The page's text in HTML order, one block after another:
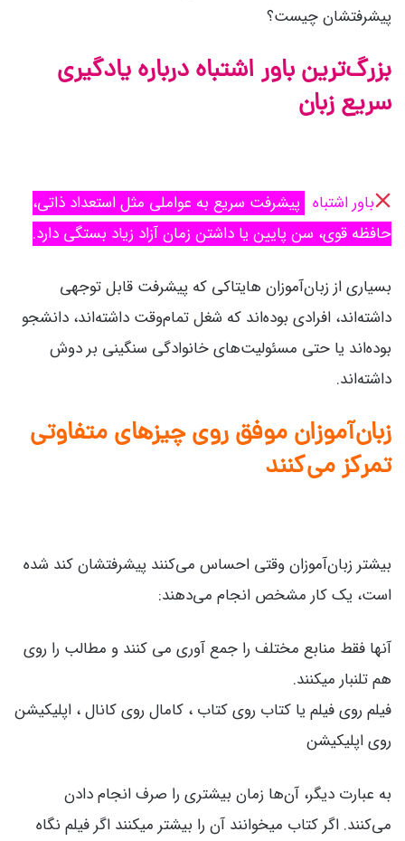
پیشرفتشان چیست؟
بزرگ‌ترین باور اشتباه درباره یادگیری
سریع زبان
باور اشتباه پیشرفت سریع به عواملی مثل استعداد ذاتی،
حافظه قوی، سن پایین یا داشتن زمان آزاد زیاد بستگی دارد.
بسیاری از زبان‌آموزان هایتاکی که پیشرفت قابل توجهی
داشته‌اند، افرادی بوده‌اند که شغل تمام‌وقت داشته‌اند، دانشجو
بوده‌اند یا حتی مسئولیت‌های خانوادگی سنگینی بر دوش
داشته‌اند.
زبان‌آموزان موفق روی چیزهای متفاوتی
تمرکز می‌کنند
بیشتر زبان‌آموزان وقتی احساس می‌کنند پیشرفتشان کند شده
است، یک کار مشخص انجام می‌دهند:
آنها فقط منابع مختلف را جمع آوری می کنند و مطالب را روی
هم تلنبار میکنند.
فیلم روی فیلم یا کتاب روی کتاب ، کامال روی کانال ، اپلیکیشن
روی اپلیکیشن
به عبارت دیگر، آن‌ها زمان بیشتری را صرف انجام دادن
می‌کنند. اگر کتاب میخوانند آن را بیشتر میکنند اگر فیلم نگاه